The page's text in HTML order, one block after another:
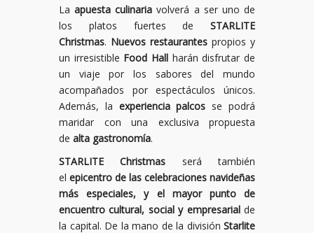
Laapuesta culinaria volverá a ser uno de
los platos fuertes de STARLITE
Christmas. Nuevos restaurantes propios y
un irresistible Food Hall harán disfrutar de
un viaje por los sabores del mundo
acompañados por espectáculos únicos.
Además, la experiencia palcos se podrá
maridar con una exclusiva propuesta
de alta gastronomía.
STARLITE Christmas será también
el epicentro de las celebraciones navideñas
más especiales, y el mayor punto de
encuentro cultural, social y empresarial de
la capital. De la mano de la división Starlite